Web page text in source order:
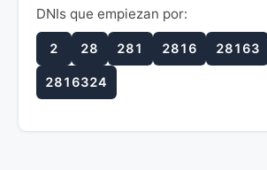
DNIs que empiezan por:
2 28 281 2816 28163
2816324